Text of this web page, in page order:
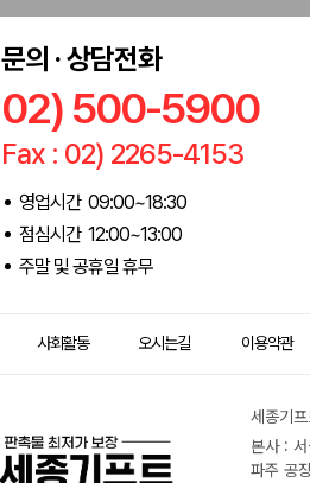
문의 · 상담전화
02) 500-5900
Fax : 02) 2265-4153
영업시간 09:00~18:30
점심시간 12:00~13:00
주말 및 공휴일 휴무
사회활동 오시는길 이용약관
세종기
본사 :
파주 공